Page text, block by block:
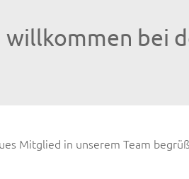
bei
Mitglied in unserem Team